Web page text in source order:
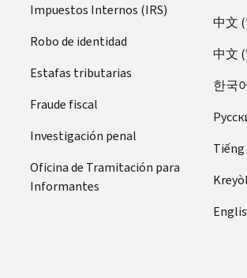
Impuestos Internos (IRS)
Robo de identidad
Estafas tributarias
Fraude fiscal
Investigación penal
Oficina de Tramitación para
Informantes
中文
中文
한국